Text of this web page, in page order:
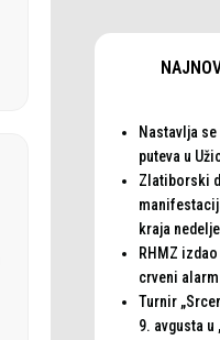
Nastavlja
puteva u
Zlatiborski
kraja nedelje
RHMZ
crveni
Turnir
9. avgusta u